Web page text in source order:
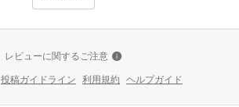
レビューに関するご注意
投稿ガイドライン 利用規約 ヘルプガイド